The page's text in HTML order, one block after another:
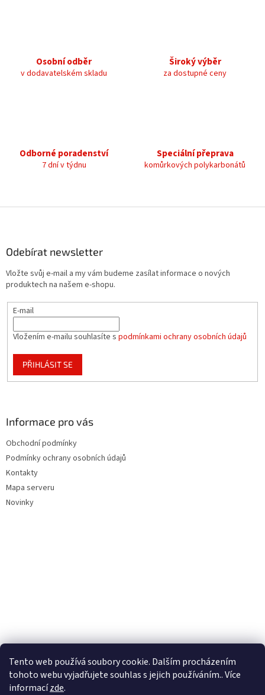
Tento web používá soubory cookie. Dalším procházením
tohoto webu vyjadřujete souhlas s jejich používáním.. Více
informacízde.
Osobní odběr
v dodavatelském skladu
Široký výběr
za dostupné ceny
Odborné poradenství
7 dní v týdnu
Speciální přeprava
komůrkových polykarbonátů
Odebírat newsletter
Vložte svůj e-mail a my vám budeme zasílat informace o nových
produktech na našem e-shopu.
E-mail
Vložením e-mailu souhlasíte s podmínkami ochrany osobních údajů
PŘIHLÁSIT SE
Informace pro vás
Obchodní podmínky
Podmínky ochrany osobních údajů
Kontakty
Mapa serveru
Novinky